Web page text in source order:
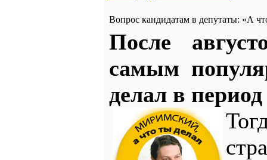
Вопрос кандидатам в депутаты: «А
После
самым
делал в период